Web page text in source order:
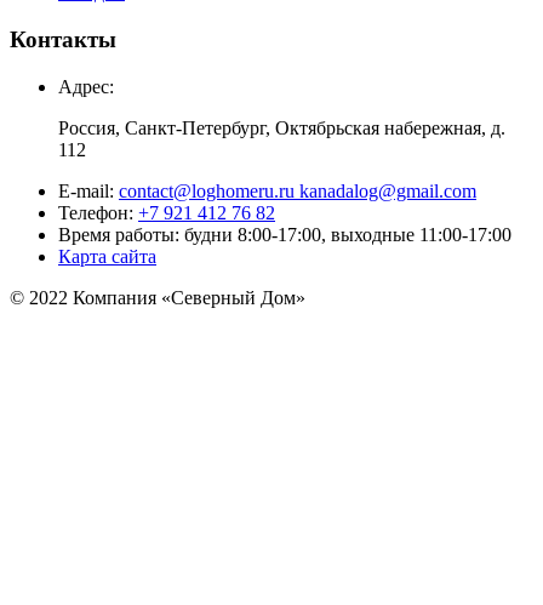
Контакты
Адрес:
Россия, Санкт-Петербург, Октябрьская набережная, д.
112
E-mail: contact@loghomeru.ru kanadalog@gmail.com
Телефон: +7 921 412 76 82
Время работы: будни 8:00-17:00, выходные 11:00-17:00
Карта сайта
© 2022 Компания «Северный Дом»